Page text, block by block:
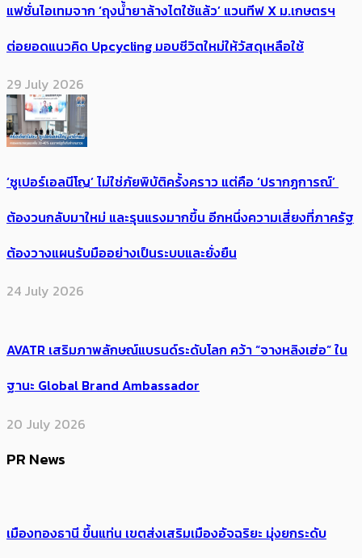
แฟชั่นไอเทมจาก ‘ถุงน้ำยาล้างไตใช้แล้ว’ แวนทีฟ X ม.เกษตรฯ
ต่อยอดแนวคิด Upcycling มอบชีวิตใหม่ให้วัสดุเหลือใช้
29 July 2026
‘ซูเปอร์เอลนีโญ’ ไม่ใช่ภัยพิบัติครั้งคราว แต่คือ ‘ปรากฏการณ์’ ​
ต้อง​วนกลับมาใหม่ และรุนแรงมากขึ้น อีกหนึ่งความเสี่ยงที่ภาครัฐ
ต้องวางแผนรับมืออย่างเป็นระบบและยั่งยืน
24 July 2026
AVATR เสริมภาพลักษณ์แบรนด์ระดับโลก คว้า “จางหลิงเฮ่อ” ใน
ฐานะ Global Brand Ambassador
20 July 2026
PR News
เมืองทองธานี ขึ้นแท่น เขตส่งเสริมเมืองอัจฉริยะ มุ่งยกระดับ